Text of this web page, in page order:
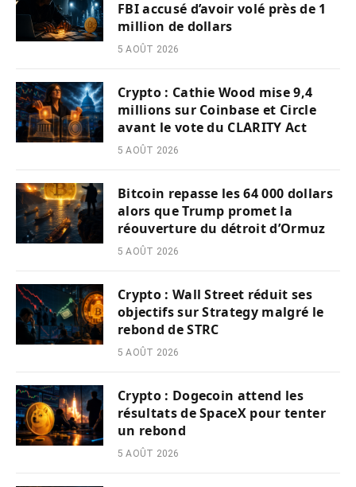
FBI accusé d’avoir volé près de 1
million de dollars
5 AOÛT 2026
Crypto : Cathie Wood mise 9,4
millions sur Coinbase et Circle
avant le vote du CLARITY Act
5 AOÛT 2026
Bitcoin repasse les 64 000 dollars
alors que Trump promet la
réouverture du détroit d’Ormuz
5 AOÛT 2026
Crypto : Wall Street réduit ses
objectifs sur Strategy malgré le
rebond de STRC
5 AOÛT 2026
Crypto : Dogecoin attend les
résultats de SpaceX pour tenter
un rebond
5 AOÛT 2026